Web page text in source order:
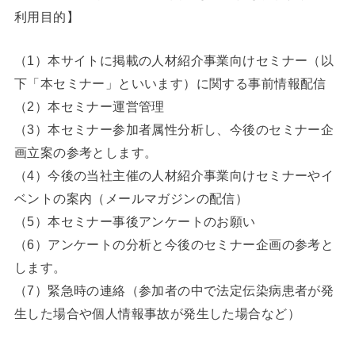
利用目的】
（1）本サイトに掲載の人材紹介事業向けセミナー（以
下「本セミナー」といいます）に関する事前情報配信
（2）本セミナー運営管理
（3）本セミナー参加者属性分析し、今後のセミナー企
画立案の参考とします。
（4）今後の当社主催の人材紹介事業向けセミナーやイ
ベントの案内（メールマガジンの配信）
（5）本セミナー事後アンケートのお願い
（6）アンケートの分析と今後のセミナー企画の参考と
します。
（7）緊急時の連絡（参加者の中で法定伝染病患者が発
生した場合や個人情報事故が発生した場合など）